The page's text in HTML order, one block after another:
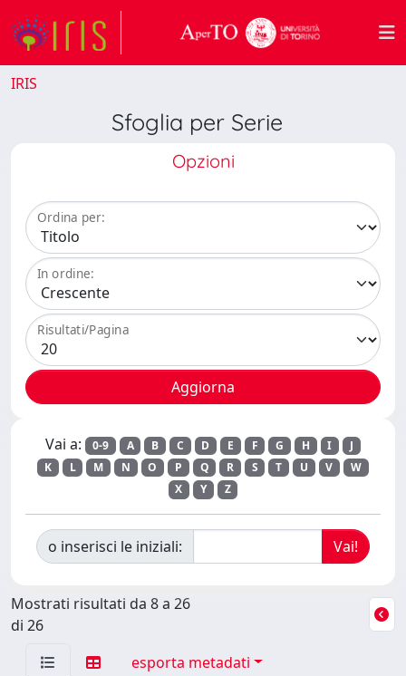
IRIS
Sfoglia per Serie
Opzioni
Ordina per:
In ordine:
Risultati/Pagina
Vai a: 0-9 A B C D E F G H I
J
K
L M N O P Q R S T U V
W
X
Y Z
o inserisci le iniziali:
Mostrati risultati da 8 a 26
di 26
esporta metadati